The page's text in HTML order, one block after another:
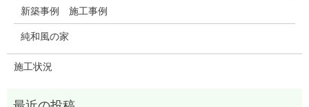
新築事例 施工事例
純和風の家
施工状況